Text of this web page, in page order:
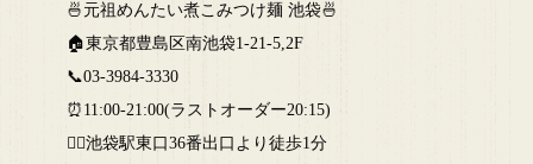
🍜元祖めんたい煮こみつけ麺 池袋🍜
🏠東京都豊島区南池袋1-21-5,2F
📞03-3984-3330
⏰11:00-21:00(ラストオーダー20:15)
🏃‍♂池袋駅東口36番出口より徒歩1分